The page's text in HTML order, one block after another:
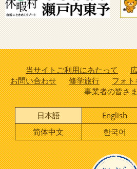
当サイトご利用にあたって
お問い合わせ
修学旅行
フォ
事業者の皆さ
日本語 English
简体中文
한국어